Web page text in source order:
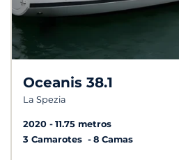
Oceanis 38.1
La Spezia
2020
11.75 metros
3 Camarotes
8 Camas